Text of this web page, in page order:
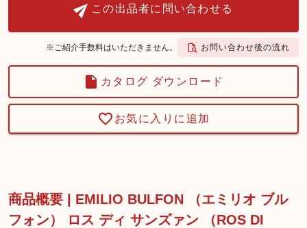
この出品者に問い合わせる
※ご紹介手数料はいただきません。 お問い合わせ後の流れ
カタログ ダウンロード
お気に入りに追加
商品概要 | EMILIO BULFON （エミリオ ブル
フォン） ロス ディ サンズァン （ROS DI